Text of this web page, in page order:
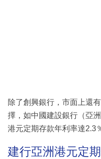
除了創興銀行，市面上還
擇，如中國建設銀行（亞
港元定期存款年利率達2.3
建行亞洲港元定